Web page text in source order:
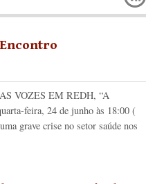
VOZES EM REDH, “A
feira, 24 de junho às 18:00 (
grave crise no setor saúde nos